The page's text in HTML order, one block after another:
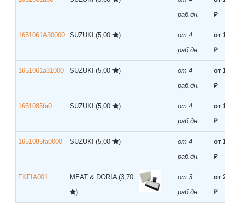
раб.дн.
₽
1651061A30000 SUZUKI (5,00 )
от 4
раб.дн.
от
₽
1651061a31000 SUZUKI (5,00 )
от 4
раб.дн.
от
₽
1651085fa0 SUZUKI (5,00 )
от 4
раб.дн.
от
₽
1651085fa0000 SUZUKI (5,00 )
от 4
раб.дн.
от
₽
FKFIA001 MEAT & DORIA (3,70
)
от 3
раб.дн.
от
₽